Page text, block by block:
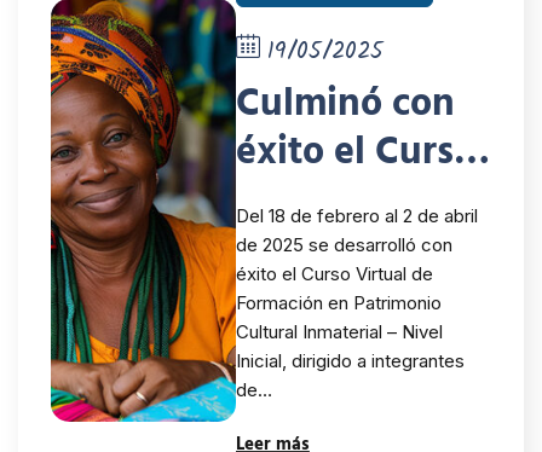
19/05/2025
Culminó con
éxito el Curso
Virtual en
Patrimonio
Cultural
Inmaterial
para las INDH
Del 18 de febrero al 2 de abril
de 2025 se desarrolló con
éxito el Curso Virtual de
Formación en Patrimonio
Cultural Inmaterial – Nivel
Inicial, dirigido a integrantes
de…
Leer más